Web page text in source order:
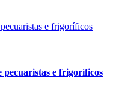
e frigoríficos